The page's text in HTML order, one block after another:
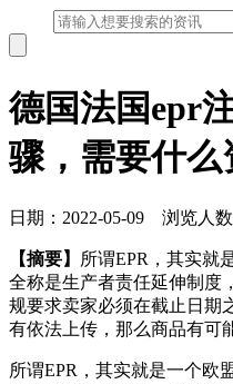
德国法国epr
骤，需要什么
日期：2022-05-09 浏览人数
【摘要】
所谓EPR，其实就
全称是生产者责任延伸制度
规要求卖家必须在截止日期
有依法上传，那么商品有可
所谓EPR，其实就是一个欧